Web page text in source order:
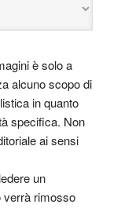
è solo a
alcuno scopo di
in quanto
specifica. Non
ai sensi
un
verrà rimosso